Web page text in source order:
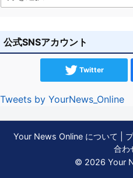
公式SNSアカウント
Twitter
Tweets by YourNews_Online
Your News Online について
合わ
© 2026 Your